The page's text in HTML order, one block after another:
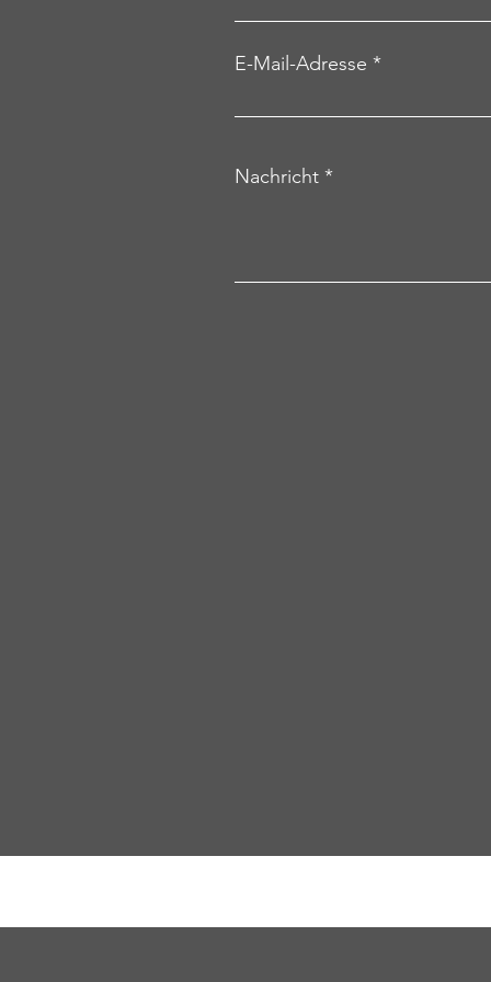
E-Mail-Adresse
Nachricht